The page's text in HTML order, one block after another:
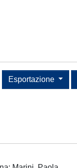
Esportazione